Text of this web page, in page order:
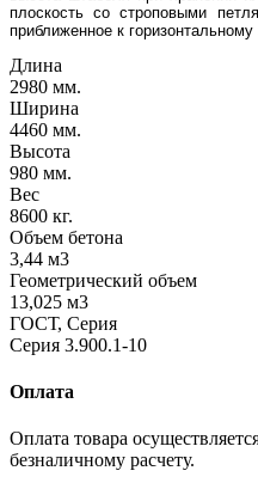
плоскость со строповыми
приближенное к горизонтальному
Длина
2980 мм.
Ширина
4460 мм.
Высота
980 мм.
Вес
8600 кг.
Объем бетона
3,44 м3
Геометрический объем
13,025 м3
ГОСТ, Серия
Серия 3.900.1-10
Оплата
Оплата товара
безналичному расчету.